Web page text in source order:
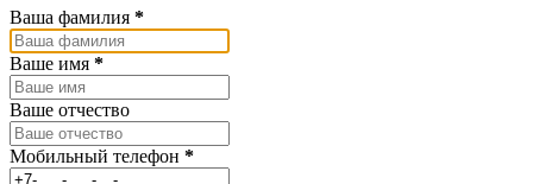
Ваша фамилия *
Ваше имя *
Ваше отчество
Мобильный телефон *